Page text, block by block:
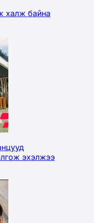
халж байна
эхэлжээ